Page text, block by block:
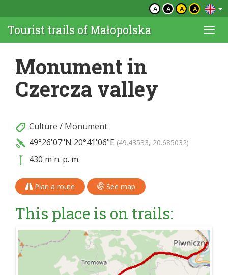
A A A A
Tourist trails of Małopolska
Monument in
Czercza valley
Culture / Monument
49°26'07"N 20°41'06"E (49.43533, 20.685032)
430 m n. p. m.
Plan a route See map
This place is on trails: